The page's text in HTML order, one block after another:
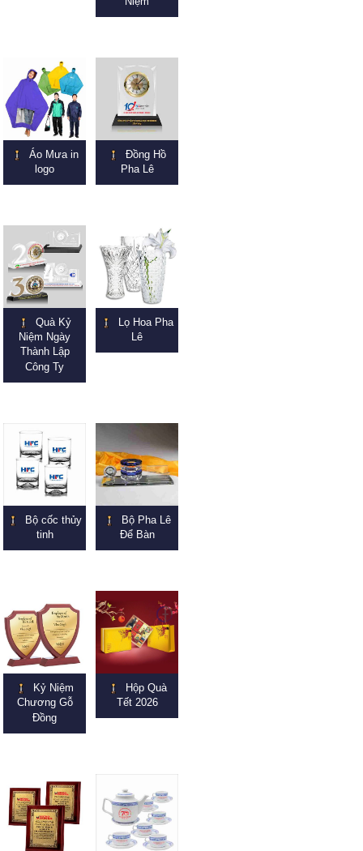
Áo Mưa in
logo
Đồng Hồ
Pha Lê
Quà Kỷ
Niệm Ngày
Thành Lập
Công Ty
Lọ Hoa Pha
Lê
Bộ cốc thủy
tinh
Bộ Pha Lê
Để Bàn
Kỷ Niệm
Chương Gỗ
Đồng
Hộp Quà
Tết 2026